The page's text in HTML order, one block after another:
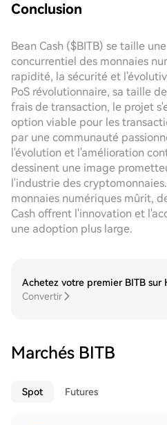
Conclusion
Bean Cash ($BITB) se taille
concurrentiel des monnaies
rapidité, la sécurité et
PoS révolutionnaire, sa taille
frais de transaction, le projet
option viable pour les
par une communauté
l'évolution et l'amélioration
dessinent une image
l'industrie des
monnaies numériques mûrit,
Cash offrent l'innovation et
une adoption plus large.
Achetez votre premier BITB sur
Convertir
Marchés BITB
Spot Futures